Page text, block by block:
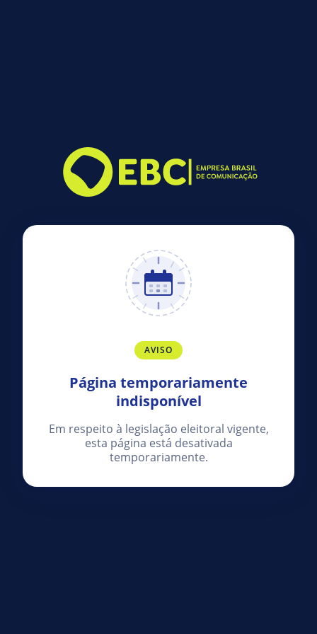
AVISO
Página temporariamente
indisponível
Em respeito à legislação eleitoral vigente,
esta página está desativada
temporariamente.